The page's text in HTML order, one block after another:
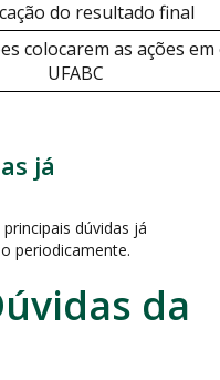
do resultado final
colocarem as ações em
UFABC
já
dúvidas já
periodicamente.
da